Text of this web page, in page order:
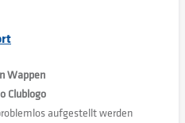
Wappen
Clublogo
aufgestellt werden